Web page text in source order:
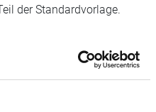
der Standardvorlage.